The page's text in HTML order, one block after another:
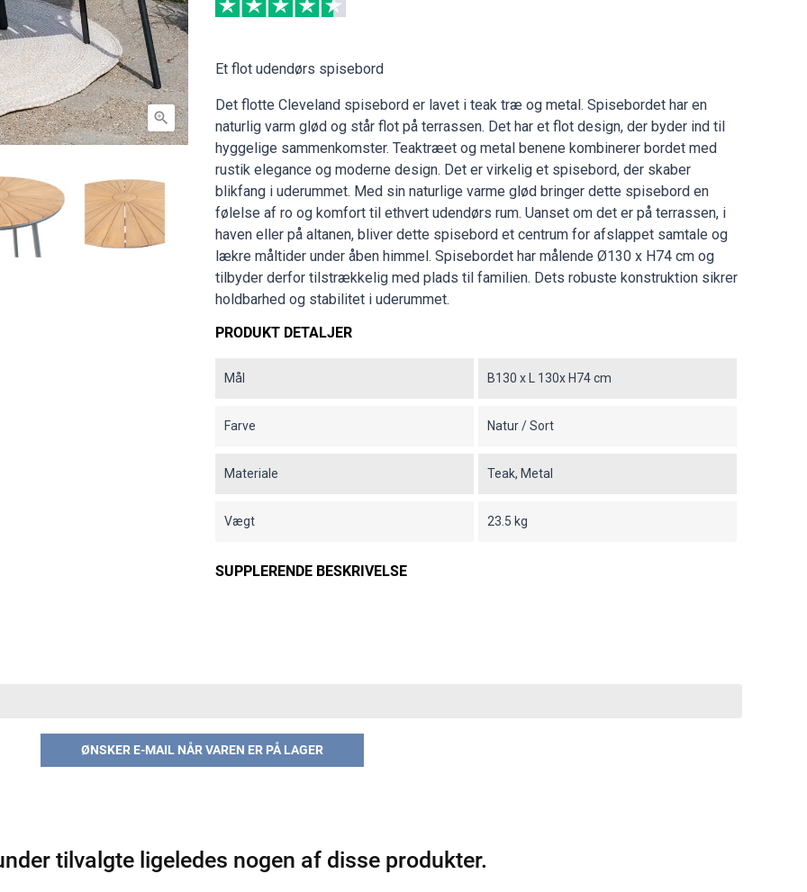

Et flot udendørs spisebord
Det flotte Cleveland spisebord er lavet i teak træ og metal. Spisebordet har en
naturlig varm glød og står flot på terrassen. Det har et flot design, der byder ind til
hyggelige sammenkomster. Teaktræet og metal benene kombinerer bordet med
rustik elegance og moderne design. Det er virkelig et spisebord, der skaber
blikfang i uderummet. Med sin naturlige varme glød bringer dette spisebord en
følelse af ro og komfort til ethvert udendørs rum. Uanset om det er på terrassen, i
haven eller på altanen, bliver dette spisebord et centrum for afslappet samtale og
lækre måltider under åben himmel. Spisebordet har målende Ø130 x H74 cm og
tilbyder derfor tilstrækkelig med plads til familien. Dets robuste konstruktion sikrer
holdbarhed og stabilitet i uderummet.
PRODUKT DETALJER
Mål B130 x L 130x H74 cm
Farve Natur / Sort
Materiale Teak, Metal
Vægt 23.5 kg
SUPPLERENDE BESKRIVELSE
ØNSKER E-MAIL NÅR VAREN ER PÅ LAGER
tilvalgte ligeledes nogen af disse produkter.